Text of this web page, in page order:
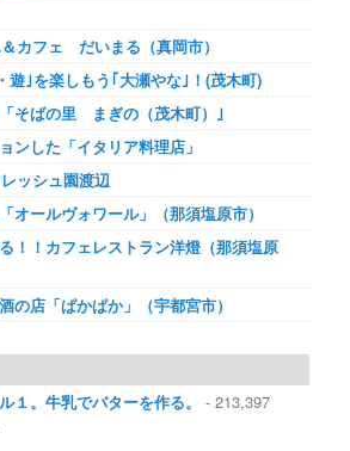
カフェ だいまる（真岡市）
遊｣を楽しもう｢大瀬やな｣！(茂木町)
そばの里 まぎの（茂木町）｣
ンした「イタリア料理店」
ッシュ園渡辺
オールヴォワール」（那須塩原市）
！！カフェレストラン洋燈（那須塩原
の店「ぱかぱか」（宇都宮市）
１。牛乳でバターを作る。
- 213,397